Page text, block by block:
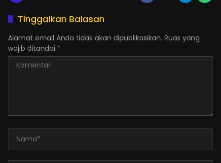
Tinggalkan Balasan
Alamat email Anda tidak akan dipublikasikan. Ruas yang
wajib ditandai *